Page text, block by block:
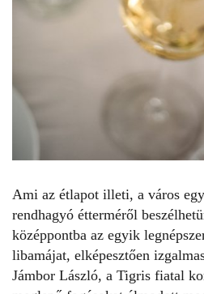
Ami az étlapot illeti, a város
rendhagyó étterméről
középpontba az egyik
libamájat, elképesztően
Jámbor László, a Tigris fiatal